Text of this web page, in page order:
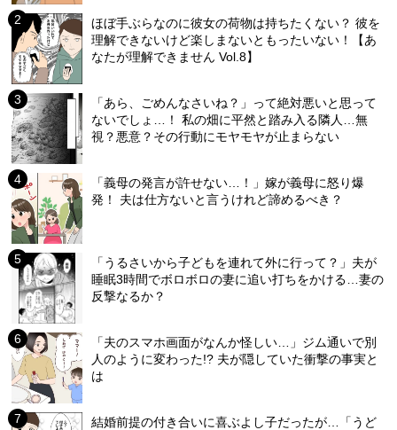
ほぼ手ぶらなのに彼女の荷物は持ちたくない？ 彼を
理解できないけど楽しまないともったいない！【あ
なたが理解できません Vol.8】
「あら、ごめんなさいね？」って絶対悪いと思って
ないでしょ…！ 私の畑に平然と踏み入る隣人…無
視？悪意？その行動にモヤモヤが止まらない
「義母の発言が許せない…！」嫁が義母に怒り爆
発！ 夫は仕方ないと言うけれど諦めるべき？
「うるさいから子どもを連れて外に行って？」夫が
睡眠3時間でボロボロの妻に追い打ちをかける…妻の
反撃なるか？
「夫のスマホ画面がなんか怪しい…」ジム通いで別
人のように変わった!? 夫が隠していた衝撃の事実と
は
結婚前提の付き合いに喜ぶよし子だったが…「うど